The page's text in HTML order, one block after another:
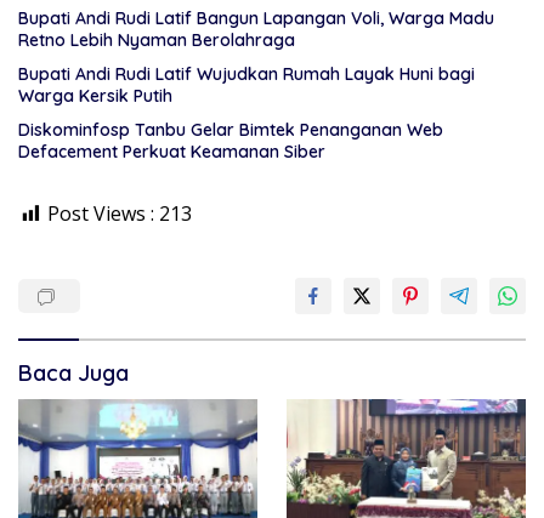
Bupati Andi Rudi Latif Bangun Lapangan Voli, Warga Madu
Retno Lebih Nyaman Berolahraga
Bupati Andi Rudi Latif Wujudkan Rumah Layak Huni bagi
Warga Kersik Putih
Diskominfosp Tanbu Gelar Bimtek Penanganan Web
Defacement Perkuat Keamanan Siber
Post Views : 213
Baca Juga